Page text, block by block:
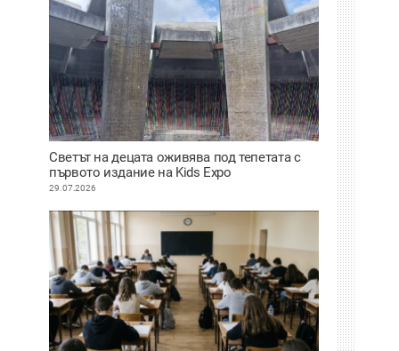
Светът на децата оживява под тепетата с
първото издание на Kids Expo
29.07.2026